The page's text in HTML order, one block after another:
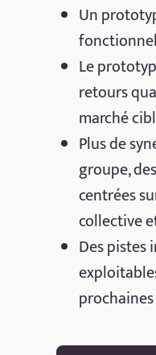
Un
fonctionnel
Le
retours
marché
Plus de
groupe,
centrées
collective
Des pistes